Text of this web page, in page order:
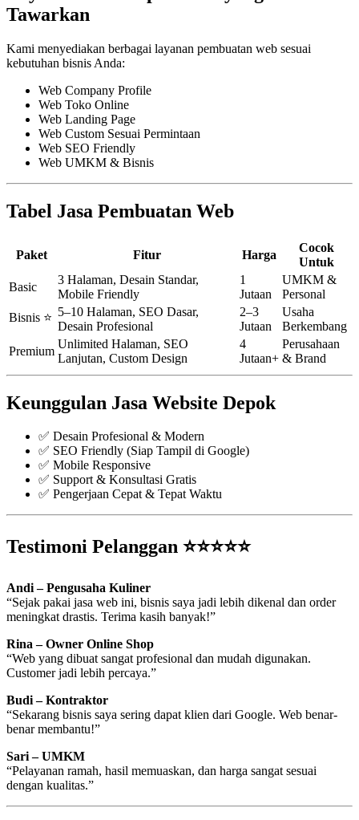
Tawarkan
Kami menyediakan berbagai layanan pembuatan web sesuai
kebutuhan bisnis Anda:
Web Company Profile
Web Toko Online
Web Landing Page
Web Custom Sesuai Permintaan
Web SEO Friendly
Web UMKM & Bisnis
Tabel Jasa Pembuatan Web
Paket Fitur Harga
Cocok
Untuk
Basic
3 Halaman, Desain Standar,
Mobile Friendly
1
Jutaan
UMKM &
Personal
Bisnis ⭐ 5–10 Halaman, SEO Dasar,
Desain Profesional
2–3
Jutaan
Usaha
Berkembang
Premium
Unlimited Halaman, SEO
Lanjutan, Custom Design
4
Jutaan+
Perusahaan
& Brand
Keunggulan Jasa Website Depok
✅ Desain Profesional & Modern
✅ SEO Friendly (Siap Tampil di Google)
✅ Mobile Responsive
✅ Support & Konsultasi Gratis
✅ Pengerjaan Cepat & Tepat Waktu
Testimoni Pelanggan ⭐⭐⭐⭐⭐
Andi – Pengusaha Kuliner
“Sejak pakai jasa web ini, bisnis saya jadi lebih dikenal dan order
meningkat drastis. Terima kasih banyak!”
Rina – Owner Online Shop
“Web yang dibuat sangat profesional dan mudah digunakan.
Customer jadi lebih percaya.”
Budi – Kontraktor
“Sekarang bisnis saya sering dapat klien dari Google. Web benar-
benar membantu!”
Sari – UMKM
“Pelayanan ramah, hasil memuaskan, dan harga sangat sesuai
dengan kualitas.”